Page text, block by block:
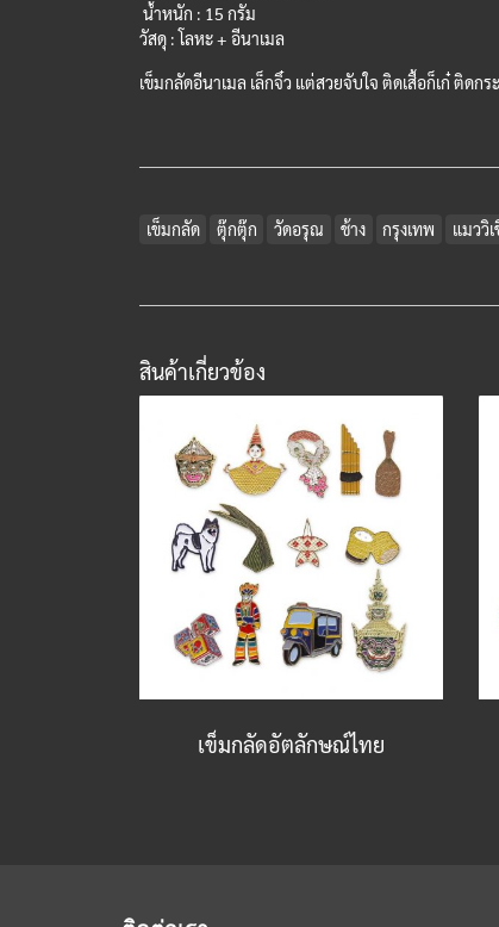
น้ำหนัก : 15 กรัม
วัสดุ : โลหะ + อีนาเมล
เข็มกลัดอีนาเมล เล็กจิ๋ว แต่สวยจับใจ ติดเสื้อก็เก๋ ติดกร
เข็มกลัด ตุ๊กตุ๊ก วัดอรุณ ช้าง กรุงเทพ แมววิ
สินค้าเกี่ยวข้อง
เข็มกลัดอัตลักษณ์ไทย